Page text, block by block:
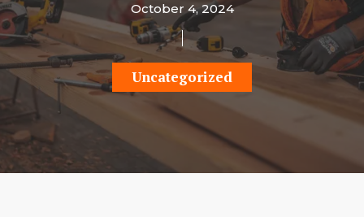
October 4, 2024
Uncategorized